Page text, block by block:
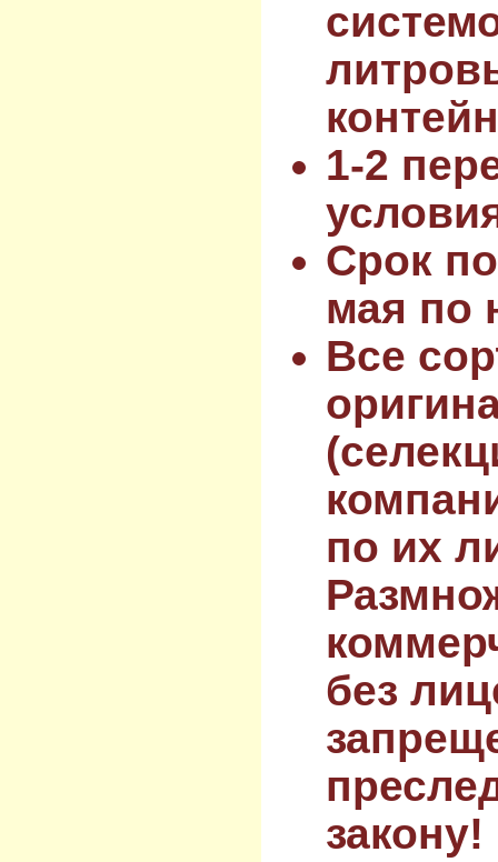
1-2
Срок
мая по
Все
по их
без
закону!